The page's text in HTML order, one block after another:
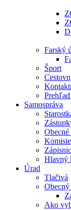
Farský
Šport
Samospráva
Hlavný
Úrad
Tlačivá
Obecný
Ako